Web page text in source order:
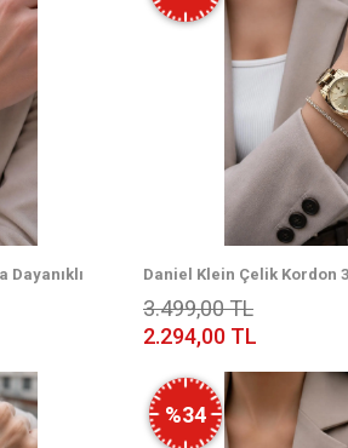
Dayanıklı
Daniel Klein Çelik Kordon
Özel Tasarım Kadın Kol
VS.BLKT.1006
3.499,00 TL
2.294,00 TL
%34